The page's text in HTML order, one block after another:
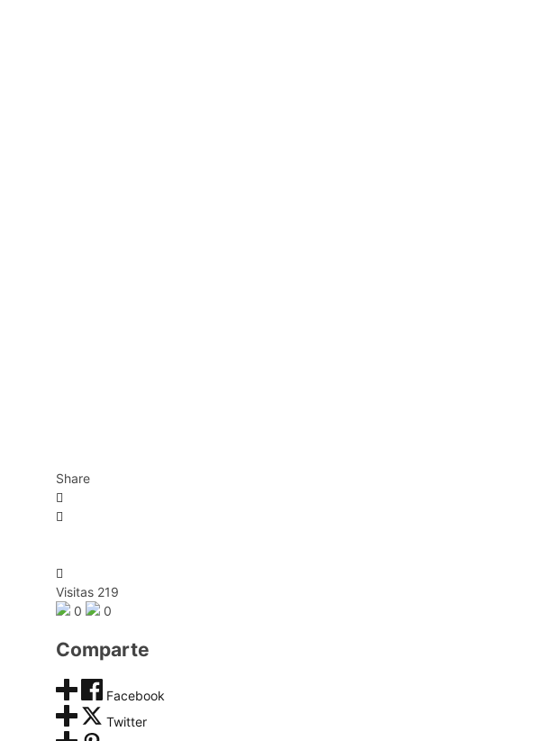
Share
Visitas 219
0
0
Comparte
Facebook
Twitter